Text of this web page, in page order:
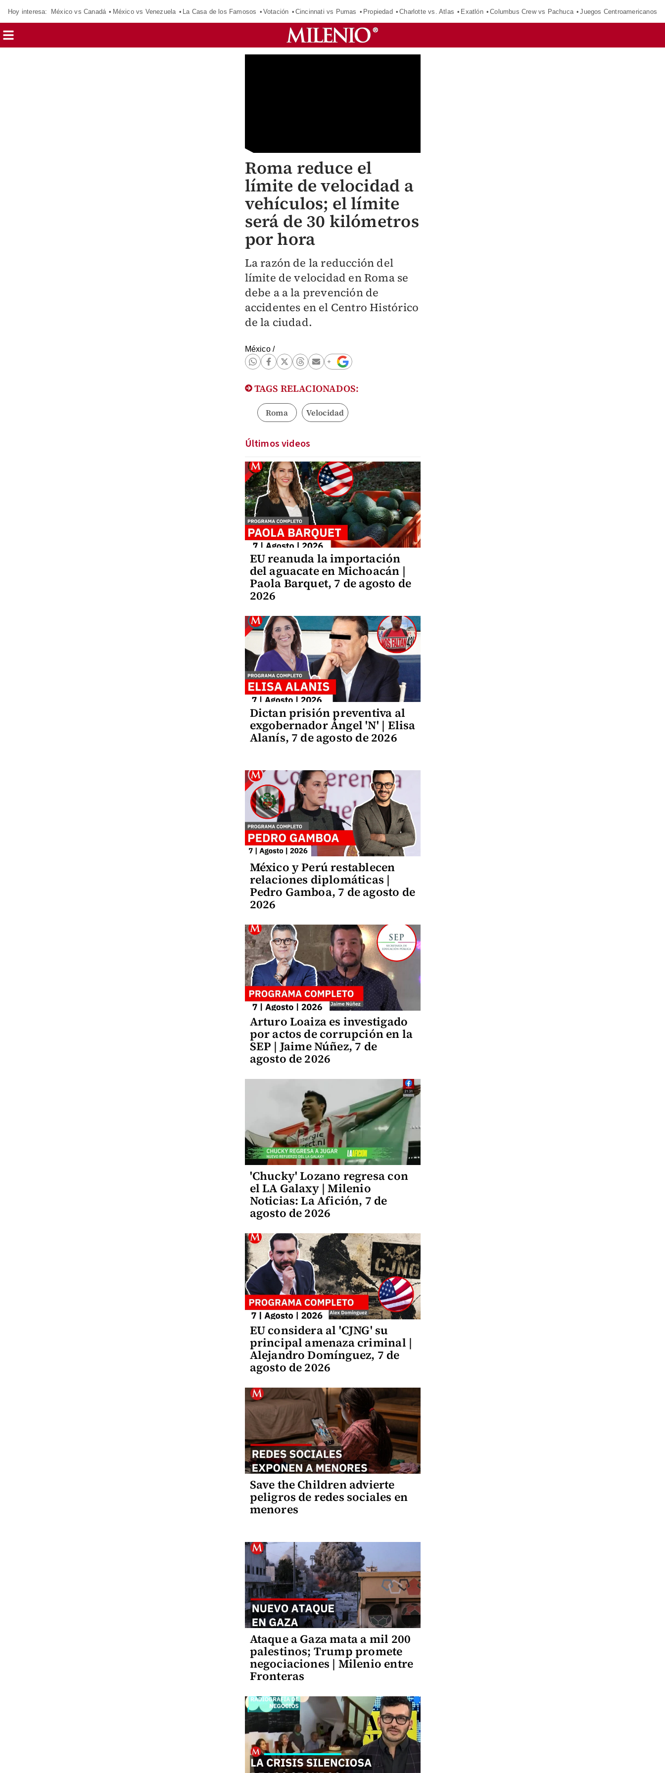
Hoy interesa: México vs Canadá México vs Venezuela La Casa de los Famosos Votación Cincinnati vs Pumas Propiedad Charlotte vs. Atlas Exatlón Columbus Crew vs Pachuca Juegos Centroamericanos
Roma reduce el
límite de velocidad a
vehículos; el límite
será de 30 kilómetros
por hora
La razón de la reducción del
límite de velocidad en Roma se
debe a a la prevención de
accidentes en el Centro Histórico
de la ciudad.
México/
TAGS RELACIONADOS:
Roma Velocidad
Últimos videos
EU reanuda la importación
del aguacate en Michoacán |
Paola Barquet, 7 de agosto de
2026
Dictan prisión preventiva al
exgobernador Ángel 'N' | Elisa
Alanís, 7 de agosto de 2026
México y Perú restablecen
relaciones diplomáticas |
Pedro Gamboa, 7 de agosto de
2026
Arturo Loaiza es investigado
por actos de corrupción en la
SEP | Jaime Núñez, 7 de
agosto de 2026
'Chucky' Lozano regresa con
el LA Galaxy | Milenio
Noticias: La Afición, 7 de
agosto de 2026
EU considera al 'CJNG' su
principal amenaza criminal |
Alejandro Domínguez, 7 de
agosto de 2026
Save the Children advierte
peligros de redes sociales en
menores
Ataque a Gaza mata a mil 200
palestinos; Trump promete
negociaciones | Milenio entre
Fronteras